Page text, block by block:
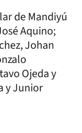
de Mandiyú
Aquino;
Johan
Ojeda y
y Junior